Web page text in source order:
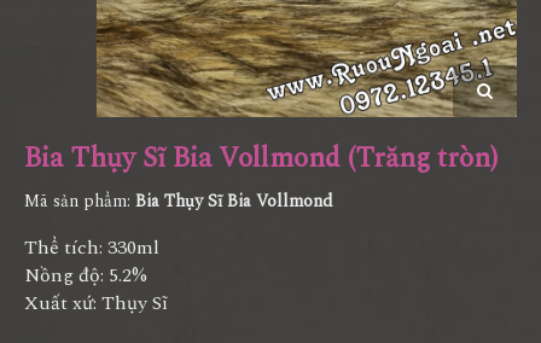
Bia Thụy Sĩ Bia Vollmond (Trăng tròn)
Mã sản phẩm: Bia Thụy Sĩ Bia Vollmond
Thể tích: 330ml
Nồng độ: 5.2%
Xuất xứ: Thụy Sĩ